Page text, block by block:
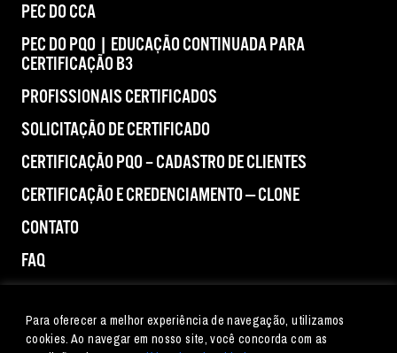
Para oferecer a melhor experiência de navegação, utilizamos
cookies. Ao navegar em nosso site, você concorda com as
PEC DO CCA
PEC DO PQO | EDUCAÇÃO CONTINUADA PARA
CERTIFICAÇÃO B3
PROFISSIONAIS CERTIFICADOS
SOLICITAÇÃO DE CERTIFICADO
CERTIFICAÇÃO PQO – CADASTRO DE CLIENTES
CERTIFICAÇÃO E CREDENCIAMENTO — CLONE
CONTATO
FAQ